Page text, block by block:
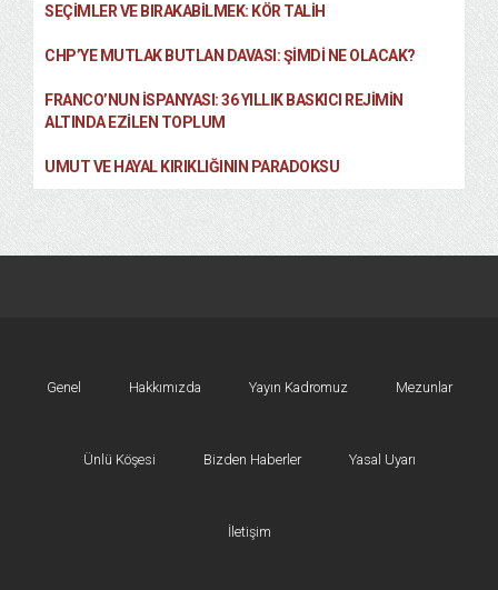
SEÇIMLER VE BIRAKABILMEK: KÖR TALIH
CHP’YE MUTLAK BUTLAN DAVASI: ŞİMDİ NE OLACAK?
FRANCO’NUN İSPANYASI: 36 YILLIK BASKICI REJIMIN
ALTINDA EZILEN TOPLUM
UMUT VE HAYAL KIRIKLIĞININ PARADOKSU
Genel Hakkımızda Yayın Kadromuz Mezunlar
Ünlü Köşesi Bizden Haberler Yasal Uyarı
İletişim